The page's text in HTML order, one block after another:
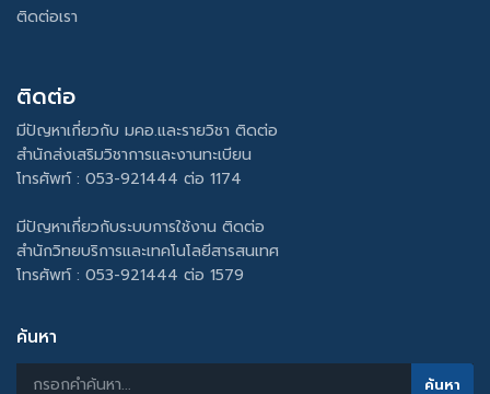
ติดต่อเรา
ติดต่อ
มีปัญหาเกี่ยวกับ มคอ.และรายวิชา ติดต่อ
สำนักส่งเสริมวิชาการและงานทะเบียน
โทรศัพท์ : 053-921444 ต่อ 1174
มีปัญหาเกี่ยวกับระบบการใช้งาน ติดต่อ
สำนักวิทยบริการและเทคโนโลยีสารสนเทศ
โทรศัพท์ : 053-921444 ต่อ 1579
ค้นหา